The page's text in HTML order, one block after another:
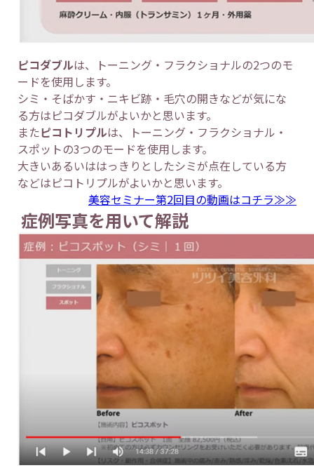
ピコダブルは、トーニング・フラクショナルの2つのモ
ードを使用します。
シミ・そばかす・ニキビ跡・毛穴の開きなどが気にな
る方はピコダブルがよいかと思います。
またピコトリプルは、トーニング・フラクショナル・
スポットの3つのモードを使用します。
大きいあるいははっきりとしたシミが点在している方
などはピコトリプルがよいかと思います。
美容セミナー第2回目の動画はコチラ≫≫
症例写真を用いて解説